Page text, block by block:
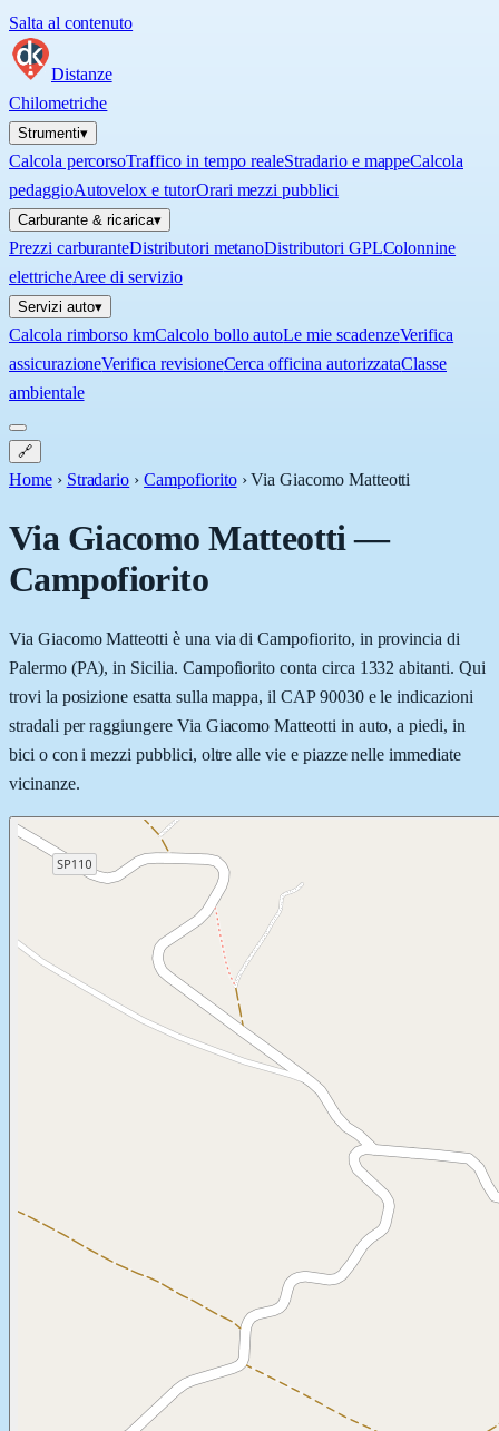
Salta al contenuto
Distanze
Chilometriche
Strumenti▾
Calcola percorsoTraffico in tempo realeStradario e mappeCalcola
pedaggioAutovelox e tutorOrari mezzi pubblici
Carburante & ricarica▾
Prezzi carburanteDistributori metanoDistributori GPLColonnine
elettricheAree di servizio
Servizi auto▾
Calcola rimborso kmCalcolo bollo autoLe mie scadenzeVerifica
assicurazioneVerifica revisioneCerca officina autorizzataClasse
ambientale
🔗
Home › Stradario › Campofiorito ›Via Giacomo Matteotti
Via Giacomo Matteotti—
Campofiorito
Via Giacomo Matteotti è una via di Campofiorito, in provincia di
Palermo (PA), in Sicilia. Campofiorito conta circa 1332 abitanti. Qui
trovi la posizione esatta sulla mappa, il CAP 90030 e le indicazioni
stradali per raggiungere Via Giacomo Matteotti in auto, a piedi, in
bici o con i mezzi pubblici, oltre alle vie e piazze nelle immediate
vicinanze.